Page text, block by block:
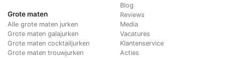
Grote maten
Alle grote maten jurken
Grote maten galajurken
Grote maten cocktailjurken
Grote maten trouwjurken
Blog
Reviews
Media
Vacatures
Klantenservice
Acties